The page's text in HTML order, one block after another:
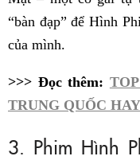
“bàn đạp” để Hình
của mình.
>>> Đọc thêm:
TRUNG QUỐC
3. Phim Hình